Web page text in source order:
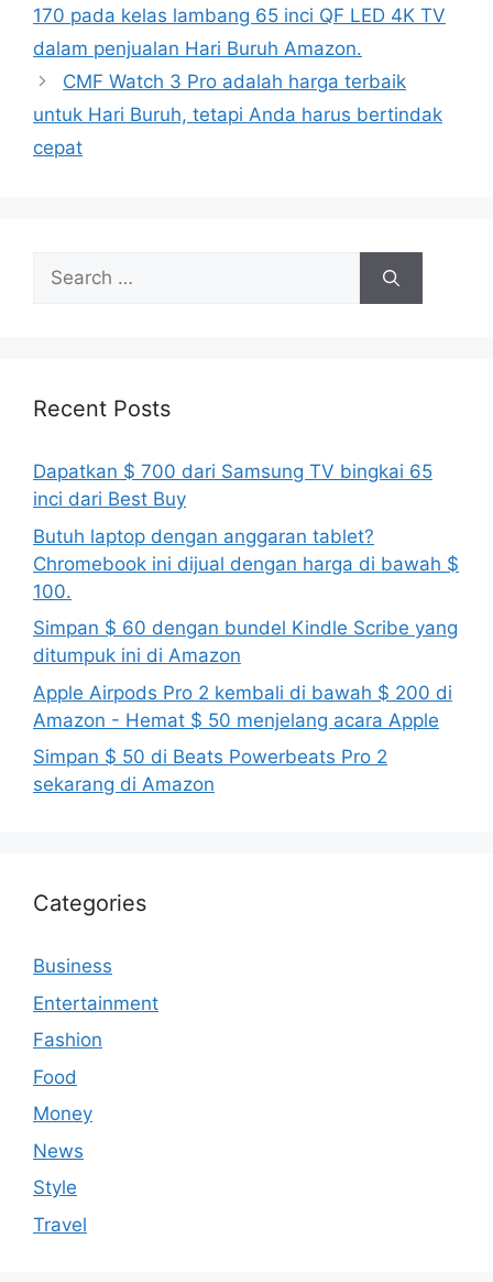
170 pada kelas lambang 65 inci QF LED 4K TV
dalam penjualan Hari Buruh Amazon.
CMF Watch 3 Pro adalah harga terbaik
untuk Hari Buruh, tetapi Anda harus bertindak
cepat
Search
for:
Recent Posts
Dapatkan $ 700 dari Samsung TV bingkai 65
inci dari Best Buy
Butuh laptop dengan anggaran tablet?
Chromebook ini dijual dengan harga di bawah $
100.
Simpan $ 60 dengan bundel Kindle Scribe yang
ditumpuk ini di Amazon
Apple Airpods Pro 2 kembali di bawah $ 200 di
Amazon - Hemat $ 50 menjelang acara Apple
Simpan $ 50 di Beats Powerbeats Pro 2
sekarang di Amazon
Categories
Business
Entertainment
Fashion
Food
Money
News
Style
Travel